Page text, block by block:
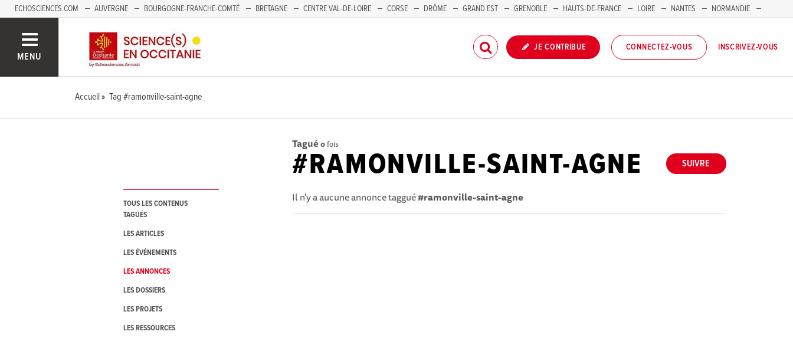
ECHOSCIENCES.COM AUVERGNE BOURGOGNE-FRANCHE-COMTÉ BRETAGNE CENTRE VAL-DE-LOIRE CORSE DRÔME GRAND EST GRENOBLE HAUTS-DE-FRANCE LOIRE NANTES
NORMANDIE
MENU
JE CONTRIBUE CONNECTEZ-VOUS INSCRIVEZ-VOUS
Accueil Tag #ramonville-saint-agne
TOUS LES CONTENUS
TAGUÉS
LES ARTICLES
LES ÉVÉNEMENTS
LES ANNONCES
LES DOSSIERS
LES PROJETS
LES RESSOURCES
Tagué 0fois
SUIVRE
#RAMONVILLE-SAINT-AGNE
Il n'y a aucune annonce taggué#ramonville-saint-agne